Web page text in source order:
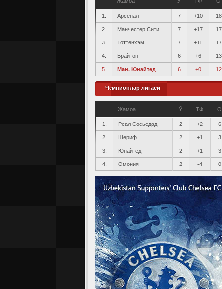
1. Арсенал 7 +10 18
2. Манчестер Сити 7 +17 17
3. Тоттенхэм 7 +11 17
4. Брайтон 6 +6 13
5. Ман. Юнайтед 6 +0 12
Чемпионлар лигаси
Жамоа Ў ТФ О
1. Реал Сосьедад 2 +2 6
2. Шериф 2 +1 3
3. Юнайтед 2 +1 3
4. Омония 2 -4 0